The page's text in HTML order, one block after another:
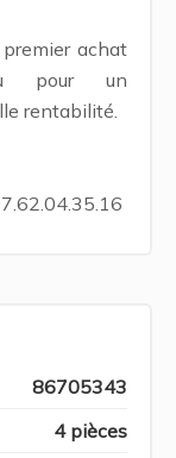
achat
pour un
rentabilité.
86705343
4 pièces